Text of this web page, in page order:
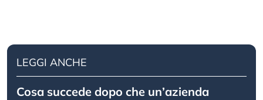
LEGGI ANCHE
Cosa succede dopo che un’azienda